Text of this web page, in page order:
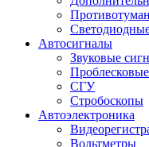
Автосигналы
Звуковые
СГУ
Стробоскопы
Автоэлектроника
Вольтметры